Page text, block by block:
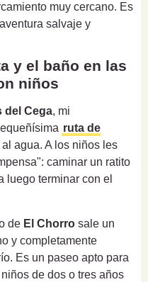
muy cercano. Es
salvaje y
y el baño en las
niños
del Cega, mi
ruta de
agua. A los niños les
caminar un ratito
luego terminar con el
de El Chorro sale un
y completamente
Es un paseo apto para
de dos o tres años